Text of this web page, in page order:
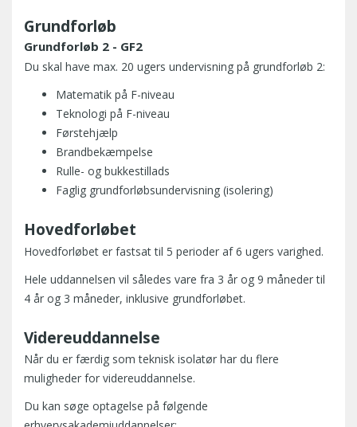
Grundforløb
Grundforløb 2 - GF2
Du skal have max. 20 ugers undervisning på grundforløb 2:
Matematik på F-niveau
Teknologi på F-niveau
Førstehjælp
Brandbekæmpelse
Rulle- og bukkestillads
Faglig grundforløbsundervisning (isolering)
Hovedforløbet
Hovedforløbet er fastsat til 5 perioder af 6 ugers varighed.
Hele uddannelsen vil således vare fra 3 år og 9 måneder til
4 år og 3 måneder, inklusive grundforløbet.
Videreuddannelse
Når du er færdig som teknisk isolatør har du flere
muligheder for videreuddannelse.
Du kan søge optagelse på følgende